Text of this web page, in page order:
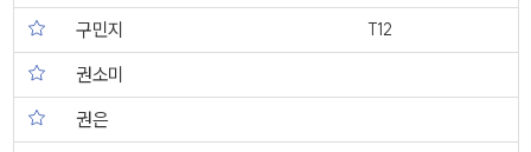
구민지
T12
권소미
권은